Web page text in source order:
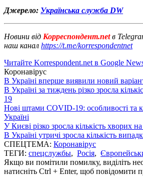
Джерело: Українська служба DW
Новини від Корреспондент.netв
наш канал https://t.me/korrespondentnet
Читайте Korrespondent.net в Google
Коронавірус
В Україні вперше виявили новий
В Україні за тиждень різко зросла
19
Нові штами COVID-19: особливості та
Україні
У Києві різко зросла кількість хворих
В Україні утричі зросла кількість
СПЕЦТЕМА: Коронавірус
ТЕГИ: спецслужбы, Росія,
Якщо ви помітили помилку, виділіть
натисніть Ctrl + Enter, щоб повідомити